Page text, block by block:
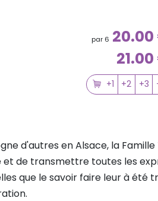
par 6
+1
+2 +3
d'autres en Alsace, la Famille
de transmettre toutes les
que le savoir faire leur à été